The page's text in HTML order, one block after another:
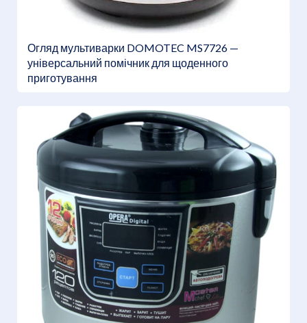
Огляд мультиварки DOMOTEC MS7726 —
універсальний помічник для щоденного
приготування